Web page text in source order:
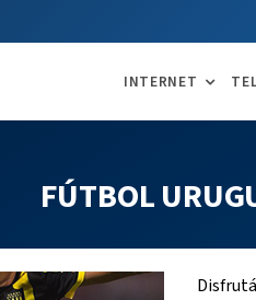
INTERNET
FÚTBOL